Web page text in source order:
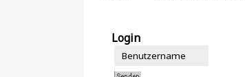
Login